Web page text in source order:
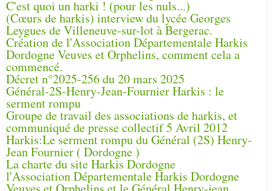
C'est quoi un harki ! (pour les nuls...)
(Cœurs de harkis) interview du lycée Georges
Leygues de Villeneuve-sur-lot à Bergerac.
Création de l'Association Départementale Harkis
Dordogne Veuves et Orphelins, comment cela a
commencé.
Décret n°2025-256 du 20 mars 2025
Général-2S-Henry-Jean-Fournier Harkis : le
serment rompu
Groupe de travail des associations de harkis, et
communiqué de presse collectif 5 Avril 2012
Harkis:Le serment rompu du Général (2S) Henry-
Jean Fournier ( Dordogne )
La charte du site Harkis Dordogne
l'Association Départementale Harkis Dordogne